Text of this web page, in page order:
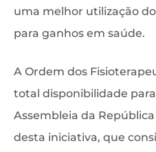
uma melhor utilização
para ganhos em saúde.
A Ordem dos
total disponibilidade
Assembleia da
desta iniciativa, que